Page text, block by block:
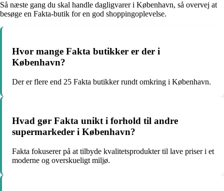
Så næste gang du skal handle dagligvarer i København, så overvej at
besøge en Fakta-butik for en god shoppingoplevelse.
Hvor mange Fakta butikker er der i
København?
Der er flere end 25 Fakta butikker rundt omkring i København.
Hvad gør Fakta unikt i forhold til andre
supermarkeder i København?
Fakta fokuserer på at tilbyde kvalitetsprodukter til lave priser i et
moderne og overskueligt miljø.